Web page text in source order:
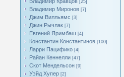
[25]
Владимир Миронов [7]
Джим Вилльямс [3]
Джин Рычлак [7]
Евгений Яримбаш [4]
Константин Константинов [100]
Ларри Пацифико [4]
Райан Кеннелли [47]
Скот Мендельсон [9]
Уэйд Хупер [2]